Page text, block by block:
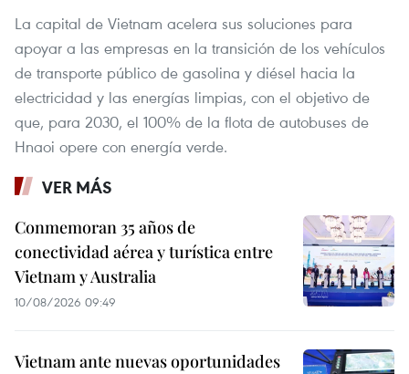
La capital de Vietnam acelera sus soluciones para
apoyar a las empresas en la transición de los vehículos
de transporte público de gasolina y diésel hacia la
electricidad y las energías limpias, con el objetivo de
que, para 2030, el 100% de la flota de autobuses de
Hnaoi opere con energía verde.
VER MÁS
Conmemoran 35 años de
conectividad aérea y turística entre
Vietnam y Australia
10/08/2026 09:49
Vietnam ante nuevas oportunidades